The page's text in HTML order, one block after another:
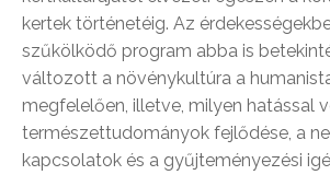
kertek történetéig. Az
szűkölködő program abba is
változott a növénykultúra a
megfelelően, illetve, milyen hatással
természettudományok fejlődése, a
kapcsolatok és a gyűjteményezési